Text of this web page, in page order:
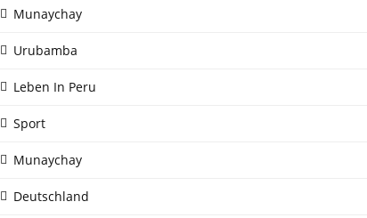
Munaychay
Urubamba
Leben In Peru
Sport
Munaychay
Deutschland